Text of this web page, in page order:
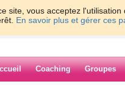
site, vous acceptez
En savoir plus et gérer ces
Coaching Groupes